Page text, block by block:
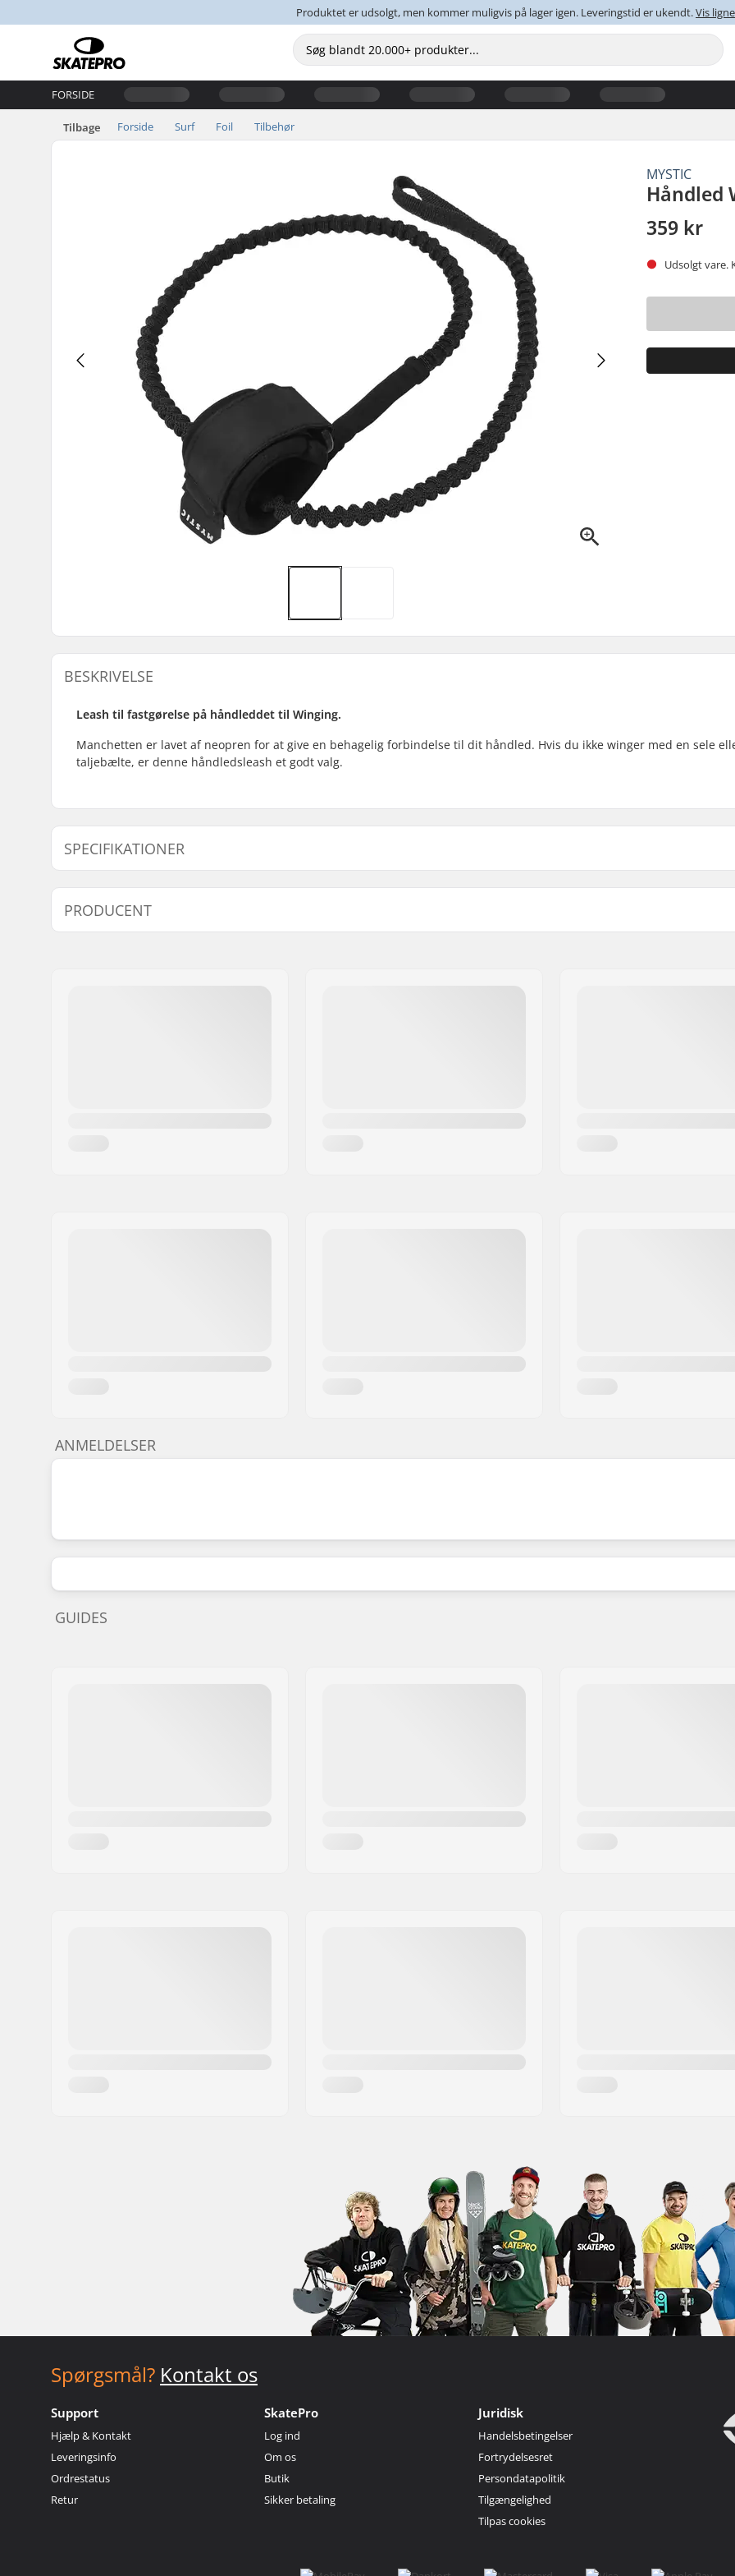
Produktet er udsolgt, men kommer muligvis på lager igen. Leveringstid er ukendt.Vis
FORSIDE
Tilbage Forside Surf Foil Tilbehør
MYSTIC
Håndled
359 kr
Udsolgt vare.
BESKRIVELSE
Leash til fastgørelse på håndleddet til Winging.
Manchetten er lavet af neopren for at give en behagelig forbindelse til dit håndled. Hvis du ikke winger med en sele
taljebælte, er denne håndledsleash et godt valg.
SPECIFIKATIONER
Inkluderet tilbehør: NA
PRODUCENT
ANMELDELSER
GUIDES
Spørgsmål? Kontakt os
Support
Hjælp & Kontakt
Leveringsinfo
Ordrestatus
Retur
SkatePro
Log ind
Om os
Butik
Sikker betaling
Juridisk
Handelsbetingelser
Fortrydelsesret
Persondatapolitik
Tilgængelighed
Tilpas cookies